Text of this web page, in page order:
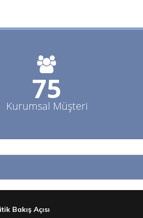
80+
Kurumsal Müşteri
Bakış Açısı